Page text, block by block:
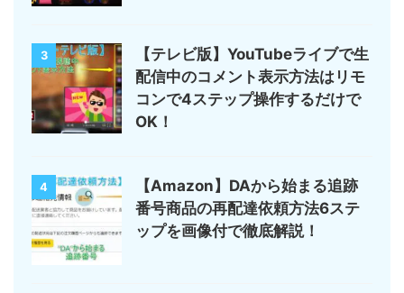
3
【テレビ版】YouTubeライブで生
配信中のコメント表示方法はリモ
コンで4ステップ操作するだけで
OK！
4
【Amazon】DAから始まる追跡
番号商品の再配達依頼方法6ステ
ップを画像付で徹底解説！